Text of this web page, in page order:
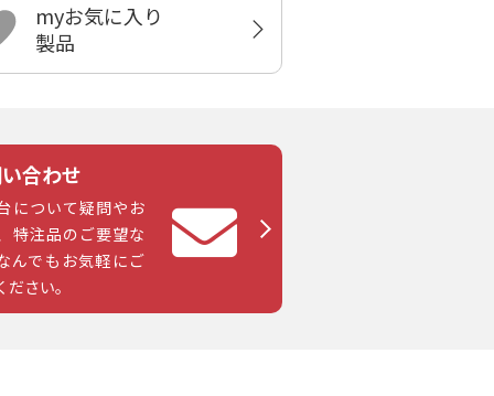
myお気に入り
製品
合わせ
について疑問やお
特注品のご要望な
んでもお気軽にご
ださい。